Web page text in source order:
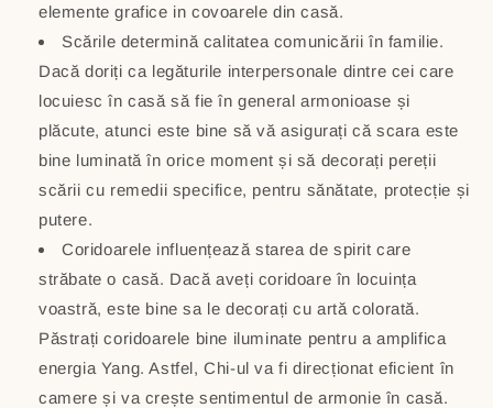
elemente grafice in covoarele din casă.
Scările determină calitatea comunicării în familie.
Dacă doriți ca legăturile interpersonale dintre cei care
locuiesc în casă să fie în general armonioase și
plăcute, atunci este bine să vă asigurați că scara este
bine luminată în orice moment și să decorați pereții
scării cu remedii specifice, pentru sănătate, protecție și
putere.
Coridoarele influențează starea de spirit care
străbate o casă. Dacă aveți coridoare în locuința
voastră, este bine sa le decorați cu artă colorată.
Păstrați coridoarele bine iluminate pentru a amplifica
energia Yang. Astfel, Chi-ul va fi direcționat eficient în
camere și va crește sentimentul de armonie în casă.